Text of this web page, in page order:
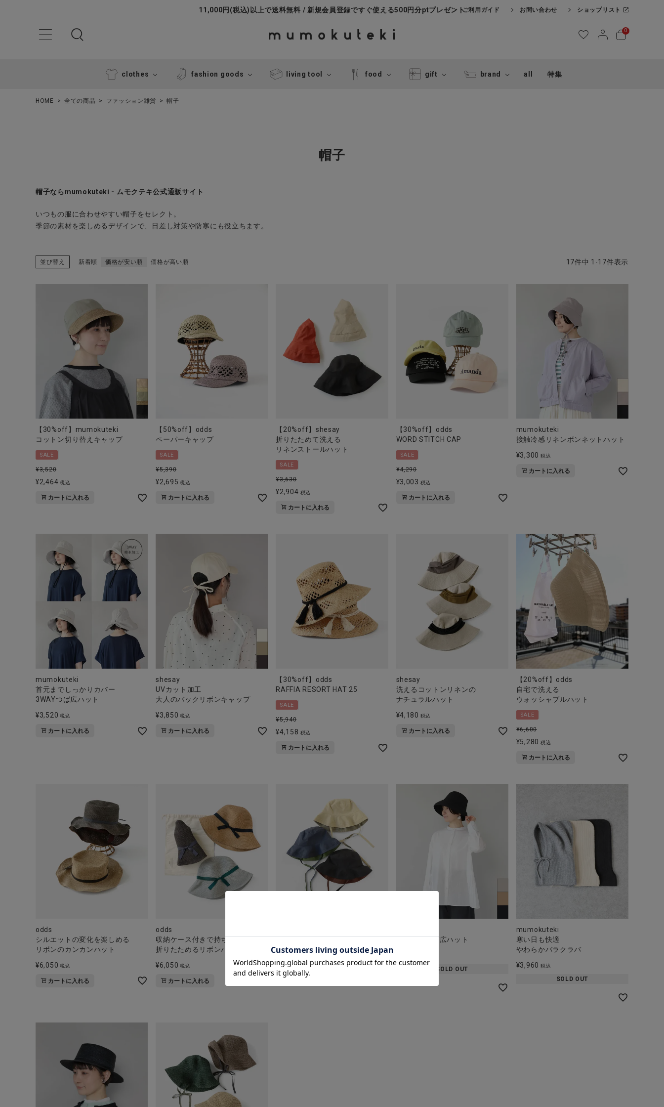
11,000円(税込)以上で送料無料 / 新規会員登録ですぐ使える500円分ptプレゼントご利用ガイド お問い合わせ ショップリスト
0
clothes fashion goods living tool food gift brand all 特集
ようこそ ゲスト 様
新規会員登録
CATEGORY
ファッション雑貨
ギフト
ブランド
全ての商品
CONTENTS
ご利用ガイド
お問い合わせ
ショップリスト
HOME 全ての商品 ファッション雑貨 帽子
帽子
帽子ならmumokuteki - ムモクテキ公式通販サイト
いつもの服に合わせやすい帽子をセレクト。
季節の素材を楽しめるデザインで、日差し対策や防寒にも役立ちます。
並び替え 新着順 価格が安い順 価格が高い順 17件中 1 -17件表示
【30%off】mumokuteki
コットン切り替えキャップ
SALE
¥3,520
¥2,464 税込
カートに入れる
【50%off】odds
ペーパーキャップ
SALE
¥5,390
¥2,695 税込
カートに入れる
【20%off】shesay
折りたためて洗える
リネンストールハット
SALE
¥3,630
¥2,904 税込
カートに入れる
【30%off】odds
WORD STITCH CAP
SALE
¥4,290
¥3,003 税込
カートに入れる
mumokuteki
接触冷感リネンボンネットハット
¥3,300 税込
カートに入れる
mumokuteki
首元までしっかりカバー
3WAYつば広ハット
¥3,520 税込
カートに入れる
shesay
UVカット加工
大人のバックリボンキャップ
¥3,850 税込
カートに入れる
【30%off】odds
RAFFIA RESORT HAT 25
SALE
¥5,940
¥4,158 税込
カートに入れる
shesay
洗えるコットンリネンの
ナチュラルハット
¥4,180 税込
カートに入れる
【20%off】odds
自宅で洗える
ウォッシャブルハット
SALE
¥6,600
¥5,280 税込
カートに入れる
odds
シルエットの変化を楽しめる
リボンのカンカンハット
¥6,050 税込
カートに入れる
odds
収納ケース付きで持ち運びに便利
折りたためるリボンハット
¥6,050 税込
カートに入れる
¥6,380
カートに入れる
接触冷感つば広ハット
SOLD OUT
mumokuteki
寒い日も快適
やわらかバラクラバ
¥3,960 税込
SOLD OUT